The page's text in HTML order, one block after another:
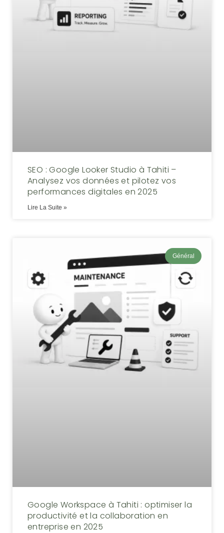
SEO : Google Looker Studio à Tahiti –
Analysez vos données et pilotez vos
performances digitales en 2025
Lire La Suite »
Général
Google Workspace à Tahiti : optimiser la
productivité et la collaboration en
entreprise en 2025